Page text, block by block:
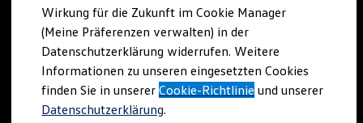
Werkstudentin / Werkstudent
Absolventen
StartUp Direct
Doktorandenprogramm
Volontariat
Berufserfahrene
Direkteinstieg
Jobs in der Volkswagen Group
Wirkung für die Zukunft im Cookie Manager
(Meine Präferenzen verwalten) in der
Datenschutzerklärung widerrufen. Weitere
Informationen zu unseren eingesetzten Cookies
finden Sie in unsererCookie-Richtlinie und unserer
Datenschutzerklärung.